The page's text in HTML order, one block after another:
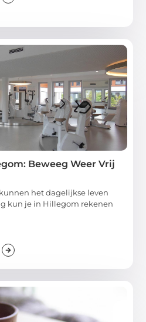
Beweeg Weer Vrij
het dagelijkse leven
kun je in Hillegom rekenen